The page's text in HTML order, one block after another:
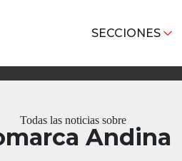
SECCIONES
Todas las noticias sobre
Andina